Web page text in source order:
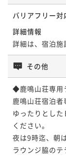
バリアフリー対
詳細情報
詳細は、宿泊施
その他
◆鹿鳴山荘専用
鹿鳴山荘宿泊者
ゆったりとし
ください。
夜は9時迄、朝
ラウンジ脇の